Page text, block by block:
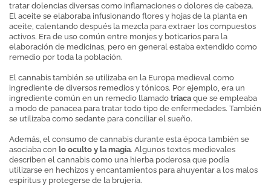
tratar dolencias diversas como inflamaciones o dolores de cabeza.
El aceite se elaboraba infusionando flores y hojas de la planta en
aceite, calentando después la mezcla para extraer los compuestos
activos. Era de uso común entre monjes y boticarios para la
elaboración de medicinas, pero en general estaba extendido como
remedio por toda la población.
El cannabis también se utilizaba en la Europa medieval como
ingrediente de diversos remedios y tónicos. Por ejemplo, era un
ingrediente común en un remedio llamado triaca que se empleaba
a modo de panacea para tratar todo tipo de enfermedades. También
se utilizaba como sedante para conciliar el sueño.
Además, el consumo de cannabis durante esta época también se
asociaba con lo oculto y la magia. Algunos textos medievales
describen el cannabis como una hierba poderosa que podía
utilizarse en hechizos y encantamientos para ahuyentar a los malos
espíritus y protegerse de la brujería.